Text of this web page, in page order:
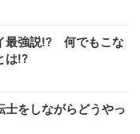
最強説!? 何でもこな
は!?
士をしながらどうやっ